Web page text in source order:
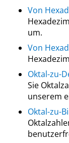
Von
um.
Von
Oktal-zu-
Sie
unserem
Oktal-zu-